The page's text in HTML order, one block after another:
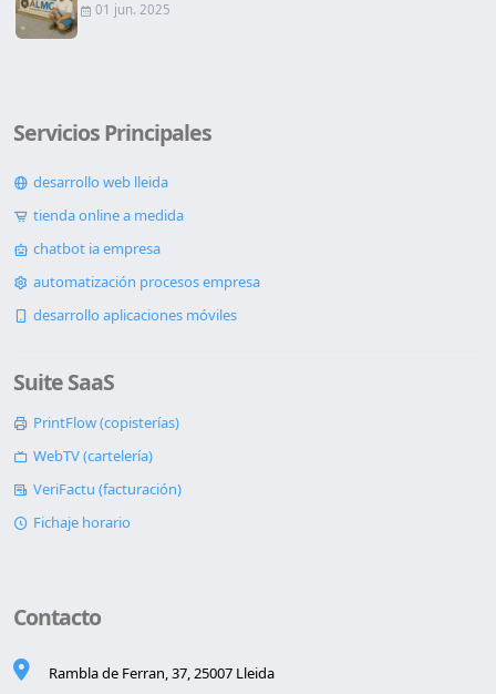
01 jun. 2025
Servicios Principales
desarrollo web lleida
tienda online a medida
chatbot ia empresa
automatización procesos empresa
desarrollo aplicaciones móviles
Suite SaaS
PrintFlow (copisterías)
WebTV (cartelería)
VeriFactu (facturación)
Fichaje horario
Contacto
Rambla de Ferran, 37, 25007 Lleida